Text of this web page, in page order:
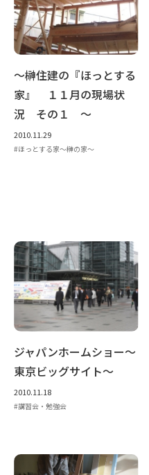
～榊住建の『ほっとする
家』 １１月の現場状
況 その１ ～
2010.11.29
ほっとする家～榊の家～
ジャパンホームショー～
東京ビッグサイト～
2010.11.18
講習会・勉強会